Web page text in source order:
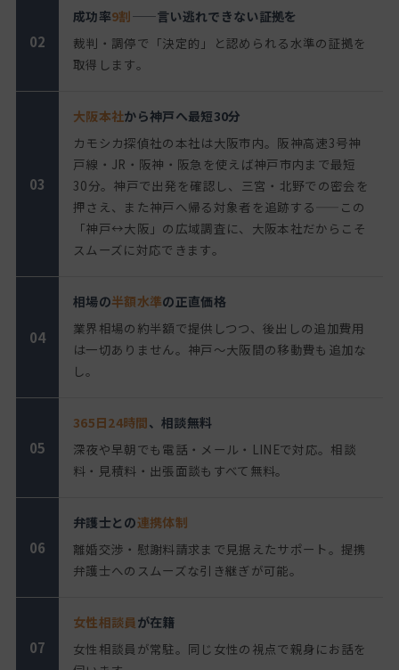
02
成功率9割——言い逃れできない証拠を
裁判・調停で「決定的」と認められる水準の証拠を
取得します。
03
大阪本社から神戸へ最短30分
カモシカ探偵社の本社は大阪市内。阪神高速3号神
戸線・JR・阪神・阪急を使えば神戸市内まで最短
30分。神戸で出発を確認し、三宮・北野での密会を
押さえ、また神戸へ帰る対象者を追跡する——この
「神戸↔大阪」の広域調査に、大阪本社だからこそ
スムーズに対応できます。
04
相場の半額水準の正直価格
業界相場の約半額で提供しつつ、後出しの追加費用
は一切ありません。神戸〜大阪間の移動費も追加な
し。
05
365日24時間、相談無料
深夜や早朝でも電話・メール・LINEで対応。相談
料・見積料・出張面談もすべて無料。
06
弁護士との連携体制
離婚交渉・慰謝料請求まで見据えたサポート。提携
弁護士へのスムーズな引き継ぎが可能。
07
女性相談員 が在籍
女性相談員が常駐。同じ女性の視点で親身にお話を